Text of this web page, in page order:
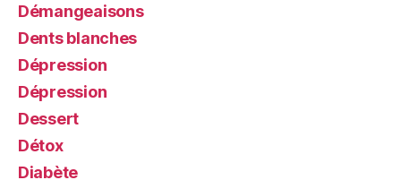
Démangeaisons
Dents blanches
Dépression
Dépression
Dessert
Détox
Diabète